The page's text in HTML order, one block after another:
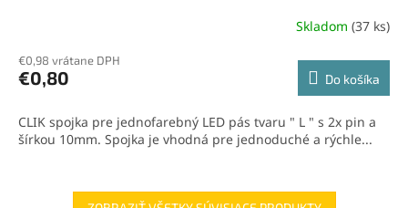
Skladom (37 ks)
€0,98 vrátane DPH
€0,80 Do košíka
CLIK spojka pre jednofarebný LED pás tvaru " L " s 2x pin a
šírkou 10mm. Spojka je vhodná pre jednoduché a rýchle...